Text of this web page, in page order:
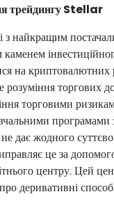
трейдингу Stellar
найкращим
каменем
на криптовалютних
розуміння торгових
торговими
програмами
дає жодного
це за
центру. Цей
деривативні